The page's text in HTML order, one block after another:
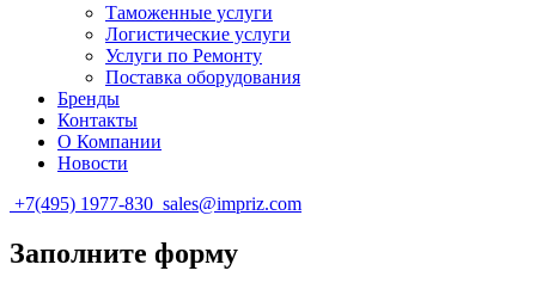
Таможенные услуги
Логистические услуги
Услуги по Ремонту
Поставка оборудования
Бренды
Контакты
О Компании
Новости
+7(495) 1977-830 sales@impriz.com
Заполните форму